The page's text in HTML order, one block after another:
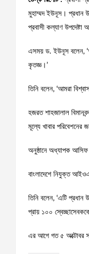
মুহাম্মদ ইউনূস। প্রধান
প্রবাসী কল্যাণ
এসময় ড. ইউনূস বলেন,
কৃতজ্ঞ।’
তিনি বলেন, ‘আমরা
হজরত শাহজালাল
মূল্যে খাবার পরিবেশনের
অনুষ্ঠানে অধ্যাপক আসিফ
বাংলাদেশে নিযুক্ত
তিনি বলেন, ‘এটি
প্রায় ১০০
এর আগে গত ৫ অক্টোবর